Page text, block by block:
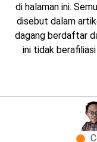
di halaman ini.
disebut dalam
dagang berdaftar
ini tidak